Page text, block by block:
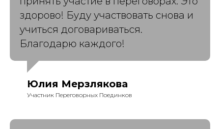
здорово! Буду участвовать снова и
учиться договариваться.
Благодарю каждого!
Юлия Мерзлякова
Участник Переговорных Поединков